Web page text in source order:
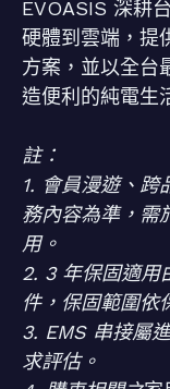
EVOASIS 深耕
硬體到雲端，提
方案，並以全台
造便利的純電生
註：
1. 會員漫遊、跨
務內容為準，需
用。
2. 3 年保固適用
件，保固範圍依
3. EMS 串接屬
求評估。